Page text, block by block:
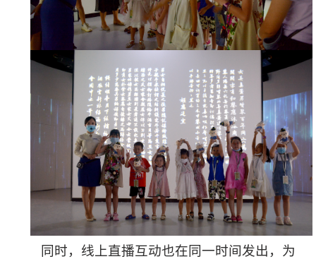
同时，线上直播互动也在同一时间发出，为